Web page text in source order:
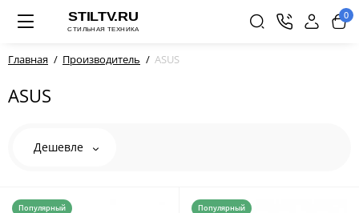
0
Главная Производитель ASUS
ASUS
Дешевле
Популярный Популярный